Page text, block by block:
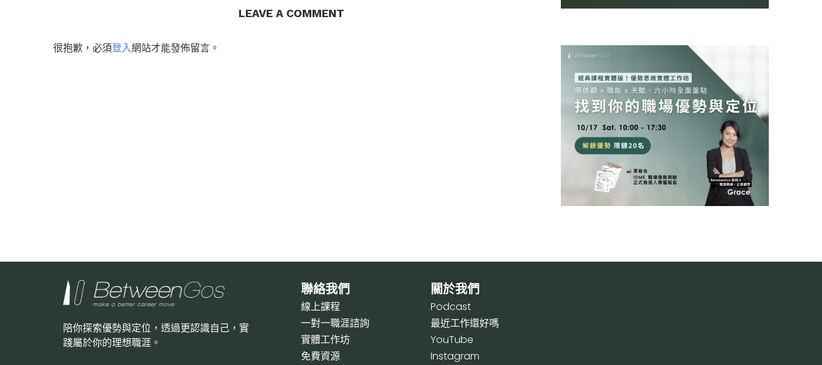
LEAVE A COMMENT
很抱歉，必須登入網站才能發佈留言。
陪你探索優勢與定位，透過更認識自己，實
踐屬於你的理想職涯。
聯絡我們
線上課程
一對一職涯諮詢
實體工作坊
免費資源
關於我們
Podcast
最近工作還好嗎
YouTube
Instagram